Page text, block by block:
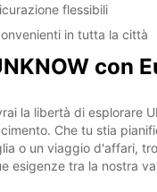
flessibili
in tutta la città
con
la libertà di esplorare
Che tu stia
o un viaggio d'affari,
esigenze tra la nostra